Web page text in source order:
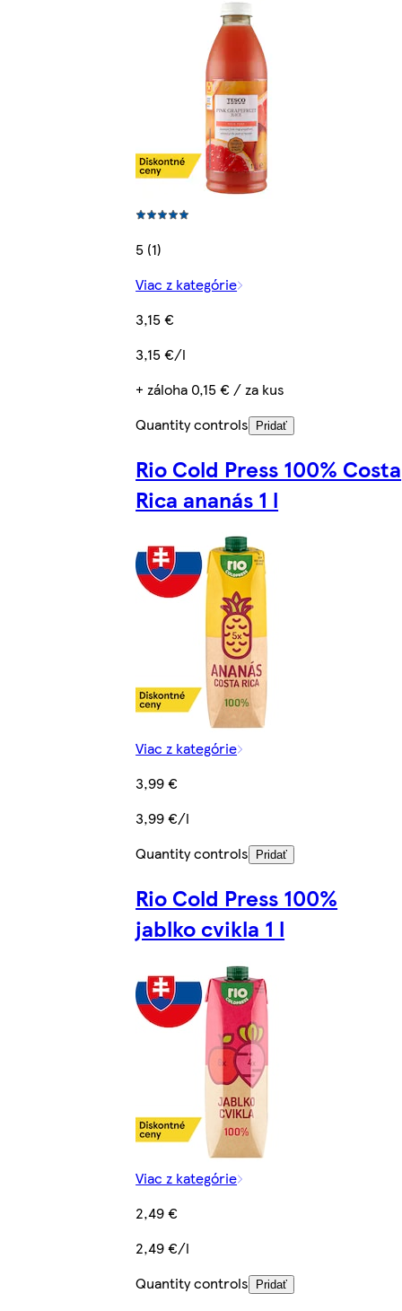
5 (1)
Viac z kategórie
3,15 €
3,15 €/l
+ záloha 0,15 € / za kus
Quantity controls Pridať
Rio Cold Press 100% Costa
Rica ananás 1 l
Viac z kategórie
3,99 €
3,99 €/l
Quantity controls
Pridať
Rio Cold Press 100%
jablko cvikla 1 l
Viac z kategórie
2,49 €
2,49 €/l
Quantity controls
Pridať